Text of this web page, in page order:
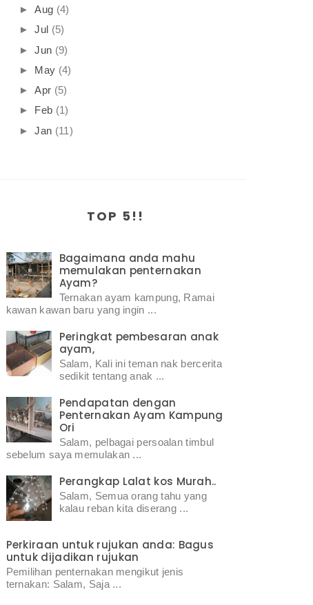
►Aug (4)
►Jul (5)
►Jun (9)
► May (4)
►Apr (5)
► Feb (1)
►Jan (11)
TOP 5!!
Bagaimana anda mahu
memulakan penternakan
Ayam?
Ternakan ayam kampung, Ramai
kawan kawan baru yang ingin ...
Peringkat pembesaran anak
ayam,
Salam, Kali ini teman nak bercerita
sedikit tentang anak ...
Pendapatan dengan
Penternakan Ayam Kampung
Ori
Salam, pelbagai persoalan timbul
sebelum saya memulakan ...
Perangkap Lalat kos Murah..
Salam, Semua orang tahu yang
kalau reban kita diserang ...
Perkiraan untuk rujukan anda: Bagus
untuk dijadikan rujukan
Pemilihan penternakan mengikut jenis
ternakan: Salam, Saja ...